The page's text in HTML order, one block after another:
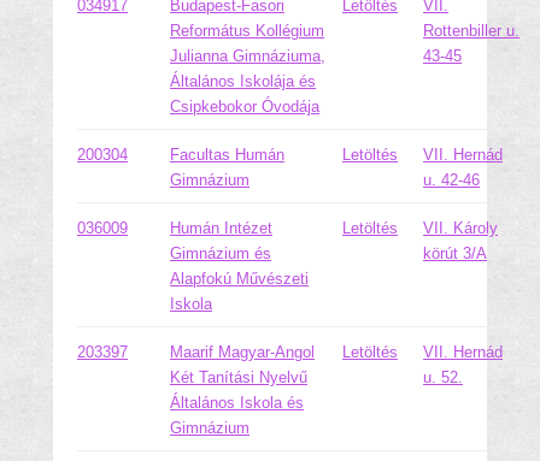
034917
Budapest-Fasori
Református Kollégium
Julianna Gimnáziuma,
Általános Iskolája és
Csipkebokor Óvodája
Letöltés
VII.
Rottenbiller u.
43-45
200304
Facultas Humán
Gimnázium
Letöltés
VII. Hernád
u. 42-46
036009
Humán Intézet
Gimnázium és
Alapfokú Művészeti
Iskola
Letöltés
VII. Károly
körút 3/A
203397
Maarif Magyar-Angol
Két Tanítási Nyelvű
Általános Iskola és
Gimnázium
Letöltés
VII. Hernád
u. 52.